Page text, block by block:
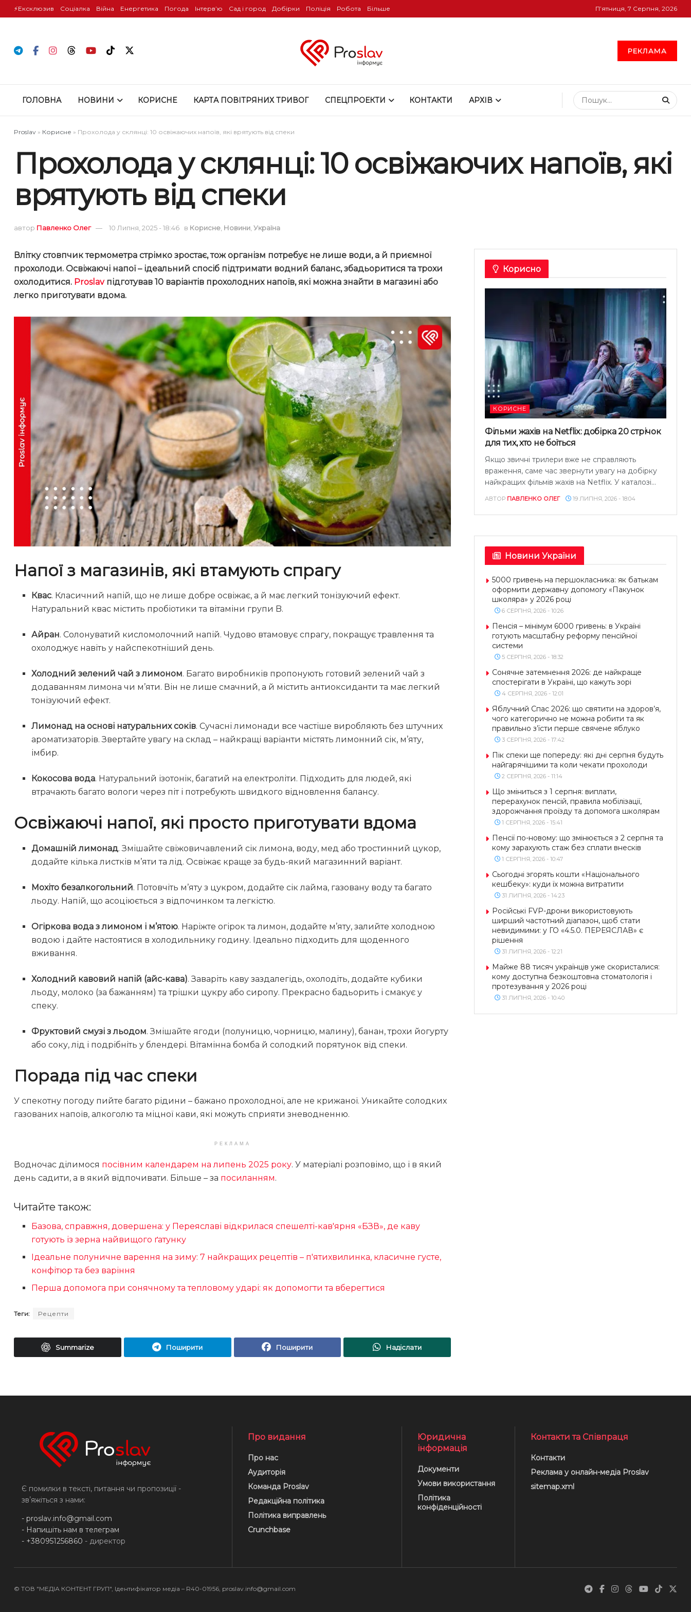
⚡️Ексклюзив Соціалка Війна Енергетика Погода Інтервʼю Сад і город Добірки Поліція Робота Більше П’ятниця, 7 Серпня, 2026
РЕКЛАМА
ГОЛОВНА НОВИНИ КОРИСНЕ КАРТА ПОВІТРЯНИХ ТРИВОГ СПЕЦПРОЕКТИ КОНТАКТИ АРХІВ
Proslav » Корисне » Прохолода у склянці: 10 освіжаючих напоїв, які врятують від спеки
Прохолода у склянці: 10 освіжаючих напоїв, які
врятують від спеки
автор Павленко Олег 10 Липня, 2025 - 18:46 в Корисне, Новини, Україна
Влітку стовпчик термометра стрімко зростає, тож організм потребує не лише води, а й приємної
прохолоди. Освіжаючі напої – ідеальний спосіб підтримати водний баланс, збадьоритися та трохи
охолодитися. Proslav підготував 10 варіантів прохолодних напоїв, які можна знайти в магазині або
легко приготувати вдома.
Напої з магазинів, які втамують спрагу
Квас. Класичний напій, що не лише добре освіжає, а й має легкий тонізуючий ефект.
Натуральний квас містить пробіотики та вітаміни групи B.
Айран. Солонуватий кисломолочний напій. Чудово втамовує спрагу, покращує травлення та
охолоджує навіть у найспекотніший день.
Холодний зелений чай з лимоном. Багато виробників пропонують готовий зелений чай з
додаванням лимона чи м’яти. Він не лише смачний, а й містить антиоксиданти та має легкий
тонізуючий ефект.
Лимонад на основі натуральних соків. Сучасні лимонади все частіше виробляють без штучних
ароматизаторів. Звертайте увагу на склад – найкращі варіанти містять лимонний сік, м’яту,
імбир.
Кокосова вода. Натуральний ізотонік, багатий на електроліти. Підходить для людей, які
втрачають багато вологи через піт і потребують швидкого відновлення балансу.
Освіжаючі напої, які просто приготувати вдома
Домашній лимонад. Змішайте свіжовичавлений сік лимона, воду, мед або тростинний цукор,
додайте кілька листків м’яти та лід. Освіжає краще за будь-який магазинний варіант.
Мохіто безалкогольний. Потовчіть м’яту з цукром, додайте сік лайма, газовану воду та багато
льоду. Напій, що асоціюється з відпочинком та легкістю.
Огіркова вода з лимоном і м’ятою. Наріжте огірок та лимон, додайте м’яту, залийте холодною
водою і дайте настоятися в холодильнику годину. Ідеально підходить для щоденного
вживання.
Холодний кавовий напій (айс-кава). Заваріть каву заздалегідь, охолодіть, додайте кубики
льоду, молоко (за бажанням) та трішки цукру або сиропу. Прекрасно бадьорить і смакує у
спеку.
Фруктовий смузі з льодом. Змішайте ягоди (полуницю, чорницю, малину), банан, трохи йогурту
або соку, лід і подрібніть у блендері. Вітамінна бомба й солодкий порятунок від спеки.
Порада під час спеки
У спекотну погоду пийте багато рідини – бажано прохолодної, але не крижаної. Уникайте солодких
газованих напоїв, алкоголю та міцної кави, які можуть сприяти зневодненню.
РЕКЛАМА
Водночас ділимося посівним календарем на липень 2025 року. У матеріалі розповімо, що і в який
день садити, а в який відпочивати. Більше – за посиланням.
Читайте також:
Базова, справжня, довершена: у Переяславі відкрилася спешелті-кав'ярня «БЗВ», де каву
готують із зерна найвищого ґатунку
Ідеальне полуничне варення на зиму: 7 найкращих рецептів – п'ятихвилинка, класичне густе,
конфітюр та без варіння
Перша допомога при сонячному та тепловому ударі: як допомогти та вберегтися
Теги: Рецепти
Summarize Поширити Поширити Надіслати
Корисно
КОРИСНЕ
Фільми жахів на Netflix: добірка 20 стрічок
для тих, хто не боїться
Якщо звичні трилери вже не справляють
враження, саме час звернути увагу на добірку
найкращих фільмів жахів на Netflix. У каталозі...
АВТОР ПАВЛЕНКО ОЛЕГ 19 ЛИПНЯ, 2026 - 18:04
Новини України
5000 гривень на першокласника: як батькам
оформити державну допомогу «Пакунок
школяра» у 2026 році
6 СЕРПНЯ, 2026 - 10:26
Пенсія – мінімум 6000 гривень: в Україні
готують масштабну реформу пенсійної
системи
5 СЕРПНЯ, 2026 - 18:32
Сонячне затемнення 2026: де найкраще
спостерігати в Україні, що кажуть зорі
4 СЕРПНЯ, 2026 - 12:01
Яблучний Спас 2026: що святити на здоров’я,
чого категорично не можна робити та як
правильно з’їсти перше свячене яблуко
3 СЕРПНЯ, 2026 - 17:42
Пік спеки ще попереду: які дні серпня будуть
найгарячішими та коли чекати прохолоди
2 СЕРПНЯ, 2026 - 11:14
Що зміниться з 1 серпня: виплати,
перерахунок пенсій, правила мобілізації,
здорожчання проїзду та допомога школярам
1 СЕРПНЯ, 2026 - 15:41
Пенсії по-новому: що змінюється з 2 серпня та
кому зарахують стаж без сплати внесків
1 СЕРПНЯ, 2026 - 10:47
Сьогодні згорять кошти «Національного
кешбеку»: куди їх можна витратити
31 ЛИПНЯ, 2026 - 14:23
Російські FVP-дрони використовують
ширший частотний діапазон, щоб стати
невидимими: у ГО «4.5.0. ПЕРЕЯСЛАВ» є
рішення
31 ЛИПНЯ, 2026 - 12:21
Майже 88 тисяч українців уже скористалися:
кому доступна безкоштовна стоматологія і
протезування у 2026 році
31 ЛИПНЯ, 2026 - 10:40
Є помилки в тексті, питання чи пропозиції -
звʼяжіться з нами:
- proslav.info@gmail.com
- Напишіть нам в телеграм
- +380951256860 - директор
Про видання
Про нас
Аудиторія
Команда Proslav
Редакційна політика
Політика виправлень
Crunchbase
Юридична
інформація
Документи
Умови використання
Політика
конфіденційності
Контакти та Співпраця
Контакти
Реклама у онлайн-медіа Proslav
sitemap.xml
© ТОВ "МЕДІА КОНТЕНТ ГРУП", Ідентифікатор медіа – R40-01956, proslav.info@gmail.com